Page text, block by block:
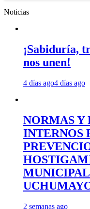
Noticias
¡Sabiduría,
nos unen!
4 días ago4 días ago
NORMAS Y
INTERNOS
2 semanas ago